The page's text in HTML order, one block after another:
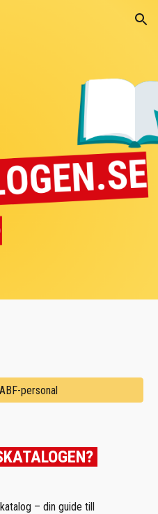
Skip to navigation
personal
– din guide till